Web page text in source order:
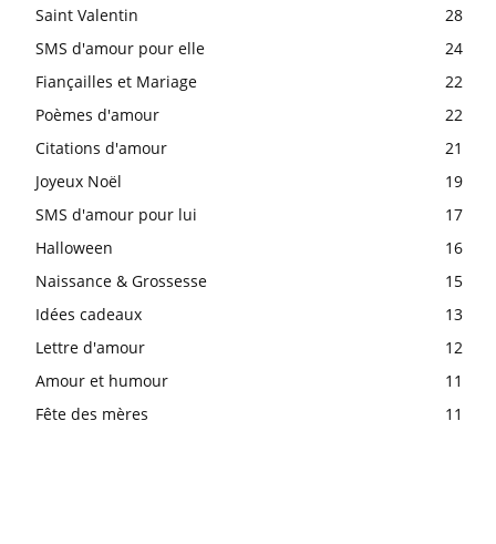
Saint Valentin
28
SMS d'amour pour elle
24
Fiançailles et Mariage
22
Poèmes d'amour
22
Citations d'amour
21
Joyeux Noël
19
SMS d'amour pour lui
17
Halloween
16
Naissance & Grossesse
15
Idées cadeaux
13
Lettre d'amour
12
Amour et humour
11
Fête des mères
11